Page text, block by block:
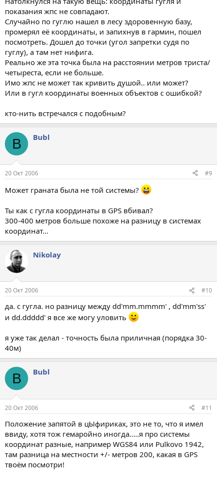
показания жпс не совпадают.
Случайно по гуглю нашел в лесу здоровенную базу,
промерял её координаты, и запихнув в гармин, пошел
посмотреть. Дошел до точки (угол запретки судя по
гуглу), а там нет нифига.
Реально же эта точка была на расстоянии метров триста/
четыреста, если не больше.
Имо жпс не может так кривить душой.. или может?
Или в гугл координаты военных объектов с ошибкой?
кто-нить встречался с подобным?
B Bubl
20 Окт 2006 #9
Может граната была не той системы?
Ты как с гугла координаты в GPS вбивал?
300-400 метров больше похоже на разницу в системах
координат...
Nikolay
20 Окт 2006 #10
да. с гугла. но разницу между dd'mm.mmmm' , dd'mm'ss'
и dd.ddddd' я все же могу уловить
я уже так делал - точность была приличная (порядка 30-
40м)
B Bubl
20 Окт 2006 #11
Положение запятой в цЫфириках, это не то, что я имел
ввиду, хотя тож гемаройно иногда.....я про системы
координат разные, например WGS84 или Pulkovo 1942,
там разница на местности +/- метров 200, какая в GPS
твоём посмотри!